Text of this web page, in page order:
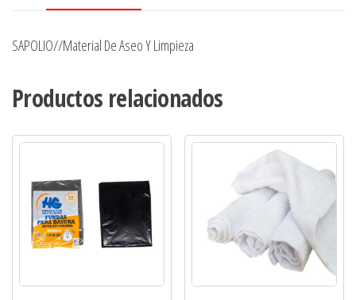
SAPOLIO//Material De Aseo Y Limpieza
Productos relacionados